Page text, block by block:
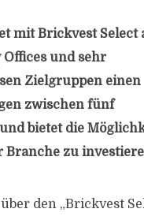
mit Brickvest Select
und sehr
Zielgruppen einen
zwischen fünf
bietet die
zu
den „Brickvest